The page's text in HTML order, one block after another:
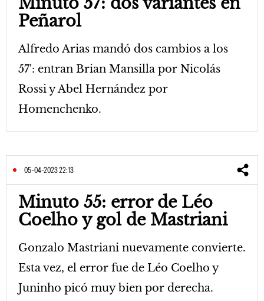
Peñarol
Alfredo Arias mandó dos cambios a los
57': entran Brian Mansilla por Nicolás
Rossi y Abel Hernández por
Homenchenko.
05-04-2023 22:13
Minuto 55: error de Léo
Coelho y gol de Mastriani
Gonzalo Mastriani nuevamente convierte.
Esta vez, el error fue de Léo Coelho y
Juninho picó muy bien por derecha.